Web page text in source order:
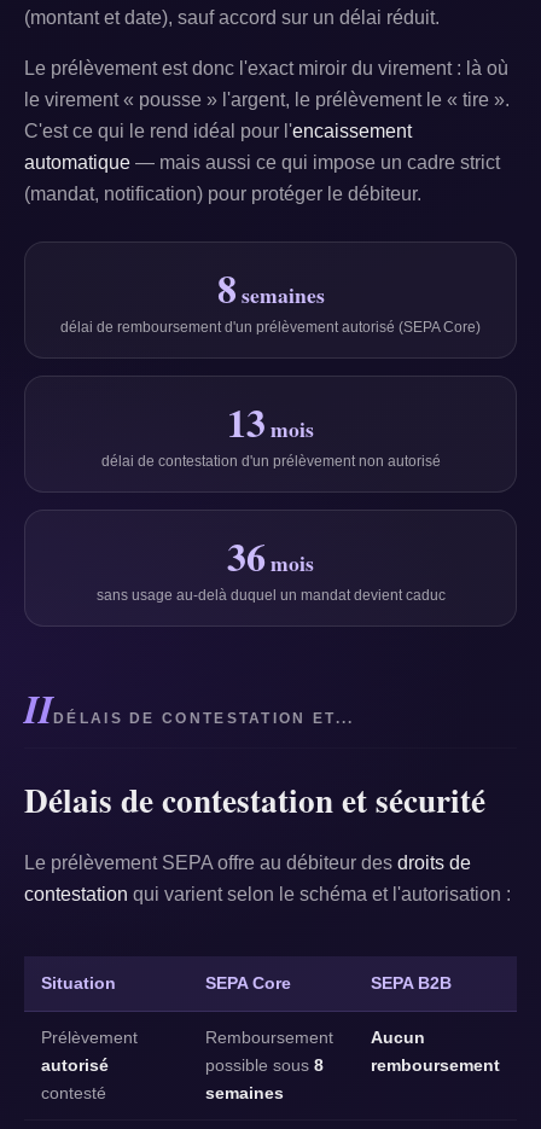
(montant et date), sauf accord sur un délai réduit.
Le prélèvement est donc l'exact miroir du virement : là où
le virement « pousse » l'argent, le prélèvement le « tire ».
C'est ce qui le rend idéal pour l'encaissement
automatique — mais aussi ce qui impose un cadre strict
(mandat, notification) pour protéger le débiteur.
8semaines
délai de remboursement d'un prélèvement autorisé (SEPA Core)
13mois
délai de contestation d'un prélèvement non autorisé
36mois
sans usage au-delà duquel un mandat devient caduc
IIDÉLAIS DE CONTESTATION ET...
Délais de contestation et sécurité
Le prélèvement SEPA offre au débiteur des droits de
contestation qui varient selon le schéma et l'autorisation :
Situation SEPA Core SEPA B2B
Prélèvement
autorisé
contesté
Remboursement
possible sous 8
semaines
Aucun
remboursement